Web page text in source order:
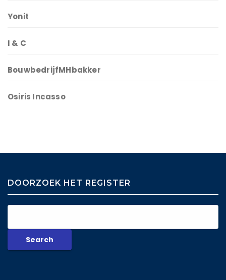
Yonit
I & C
BouwbedrijfMHbakker
Osiris Incasso
DOORZOEK HET REGISTER